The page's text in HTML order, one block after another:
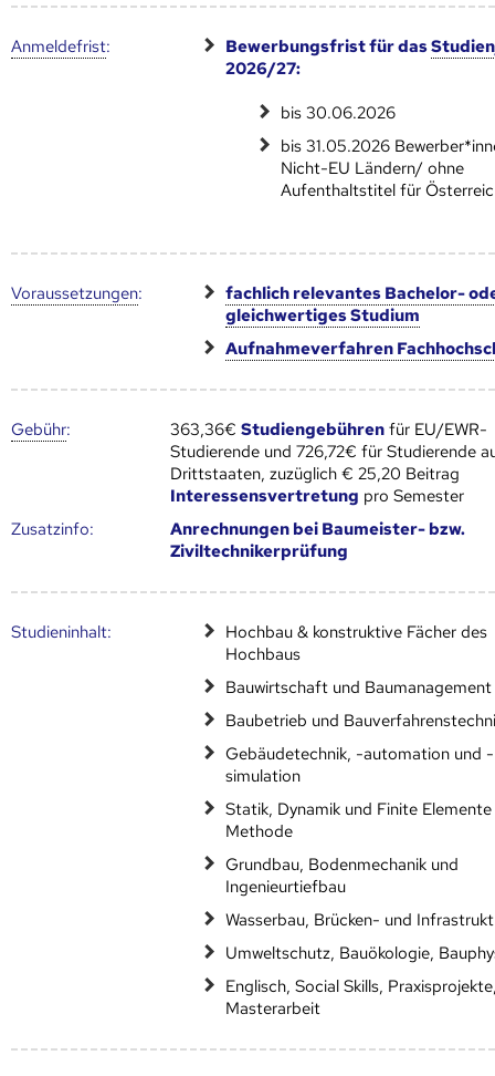
Anmelde­frist: Bewerbungsfrist für das
2026/27:
bis 30.06.2026
bis 31.05.2026
Nicht-EU Ländern/ ohne
Aufenthaltstitel für
Voraus­setzungen:
fachlich relevantes Bachelor-
gleichwertiges Studium
Aufnahmeverfahren
Gebühr: 363,36€Studiengebühren für EU/EWR-
Studierende und 726,72€ für Studierende
Drittstaaten, zuzüglich € 25,20 Beitrag
Interessensvertretung pro Semester
Zusatz­info:
Anrechnungen bei Baumeister- bzw.
Ziviltechnikerprüfung
Studien­inhalt:
Hochbau & konstruktive Fächer des
Hochbaus
Bauwirtschaft und Baumanagement
Baubetrieb und
Gebäudetechnik, -automation und -
simulation
Statik, Dynamik und Finite Elemente
Methode
Grundbau, Bodenmechanik und
Ingenieurtiefbau
Wasserbau, Brücken- und
Umweltschutz, Bauökologie,
Englisch, Social Skills,
Masterarbeit